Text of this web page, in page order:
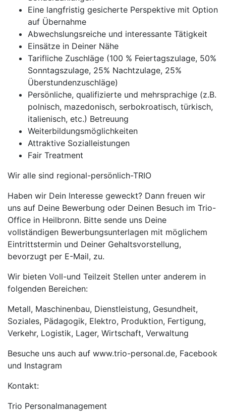
Eine langfristig gesicherte Perspektive mit Option
auf Übernahme
Abwechslungsreiche und interessante Tätigkeit
Einsätze in Deiner Nähe
Tarifliche Zuschläge (100 % Feiertagszulage, 50%
Sonntagszulage, 25% Nachtzulage, 25%
Überstundenzuschläge)
Persönliche, qualifizierte und mehrsprachige (z.B.
polnisch, mazedonisch, serbokroatisch, türkisch,
italienisch, etc.) Betreuung
Weiterbildungsmöglichkeiten
Attraktive Sozialleistungen
Fair Treatment
Wir alle sind regional-persönlich-TRIO
Haben wir Dein Interesse geweckt? Dann freuen wir
uns auf Deine Bewerbung oder Deinen Besuch im Trio-
Office in Heilbronn. Bitte sende uns Deine
vollständigen Bewerbungsunterlagen mit möglichem
Eintrittstermin und Deiner Gehaltsvorstellung,
bevorzugt per E-Mail, zu.
Wir bieten Voll-und Teilzeit Stellen unter anderem in
folgenden Bereichen:
Metall, Maschinenbau, Dienstleistung, Gesundheit,
Soziales, Pädagogik, Elektro, Produktion, Fertigung,
Verkehr, Logistik, Lager, Wirtschaft, Verwaltung
Besuche uns auch auf www.trio-personal.de, Facebook
und Instagram
Kontakt:
Trio Personalmanagement